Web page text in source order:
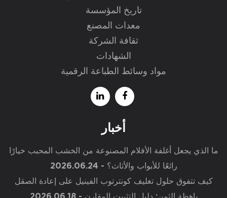
تاريخ المؤسسة
معدات المصنع
ثقافة الشركة
الشهادات
مواد وسائط الطباعة الرقمية
أخبار
ما الذي يجعل أغلفة الأفلام المصنوعة من الخشب المحبب خيارًا
رائعًا للأبواب والأثاث؟ - 2026.06.24
كيف تتفوق حلول تغليف كونترتوب الفينيل على إعادة الصقل